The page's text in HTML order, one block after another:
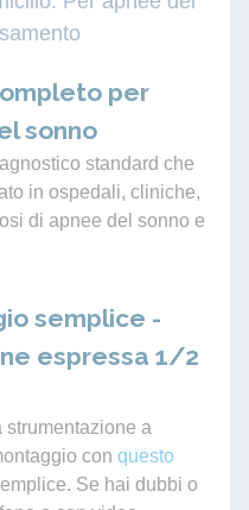
per
sonno
standard che
in ospedali, cliniche,
di apnee del sonno e
semplice -
espressa 1/2
strumentazione a
con questo
Se hai dubbi o